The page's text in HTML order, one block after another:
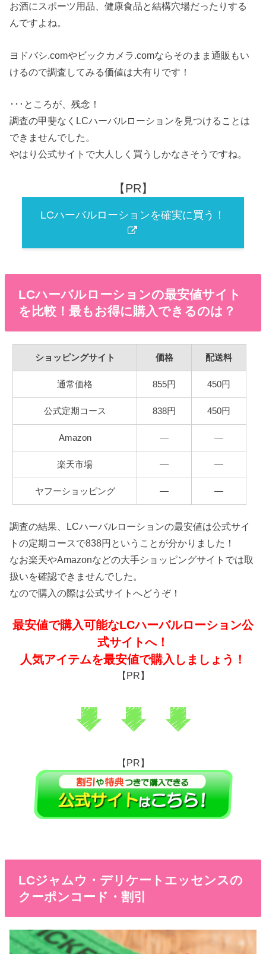
お酒にスポーツ用品、健康食品と結構穴場だったりする
んですよね。
ヨドバシ.comやビックカメラ.comならそのまま通販もい
けるので調査してみる価値は大有りです！
･･･ところが、残念！
調査の甲斐なくLCハーバルローションを見つけることは
できませんでした。
やはり公式サイトで大人しく買うしかなさそうですね。
【PR】
LCハーバルローションを確実に買う！
LCハーバルローションの最安値サイト
を比較！最もお得に購入できるのは？
ショッピングサイト 価格 配送料
通常価格 855円 450円
公式定期コース 838円 450円
Amazon ― ―
楽天市場 ― ―
ヤフーショッピング ― ―
調査の結果、LCハーバルローションの最安値は公式サイ
トの定期コースで838円ということが分かりました！
なお楽天やAmazonなどの大手ショッピングサイトでは取
扱いを確認できませんでした。
なので購入の際は公式サイトへどうぞ！
最安値で購入可能なLCハーバルローション公
式サイトへ！
人気アイテムを最安値で購入しましょう！
【PR】
【PR】
LCジャムウ・デリケートエッセンスの
クーポンコード・割引